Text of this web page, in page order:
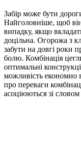
Забір може бути
Найголовніше, щоб
випадку, якщо
доцільна. Огорожа з
забути на довгі роки
болю. Комбінація
оптимальні
можливість економно
про переваги
асоціюються зі